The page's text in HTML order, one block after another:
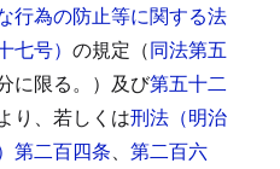
行為の防止等に関する法
号） の規定（同法第五
に限る。）及び第五十二
り、若しくは刑法（明治
第二百四条、 第二百六